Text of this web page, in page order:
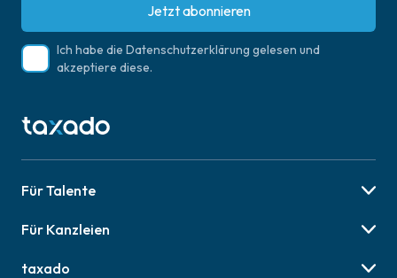
Jetzt abonnieren
Ich habe die Datenschutzerklärung gelesen und
akzeptiere diese.
Für Talente
Karriere-Tipps
Für Kanzleien
Social Recruiting
taxado